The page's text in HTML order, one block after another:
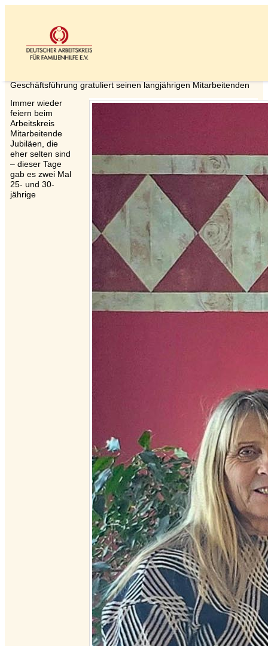
Geschäftsführung gratuliert seinen langjährigen Mitarbeitenden
Immer wieder
feiern beim
Arbeitskreis
Mitarbeitende
Jubiläen, die
eher selten sind
– dieser Tage
gab es zwei Mal
25- und 30-
jährige